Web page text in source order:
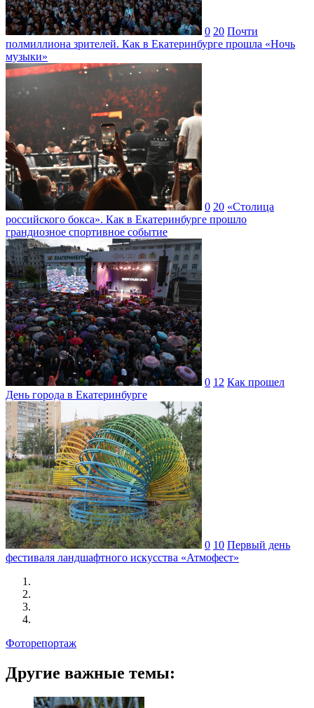
0 20 Почти
полмиллиона зрителей. Как в Екатеринбурге прошла «Ночь
музыки»
0 20 «Столица
российского бокса». Как в Екатеринбурге прошло
грандиозное спортивное событие
0 12 Как прошел
День города в Екатеринбурге
0 10 Первый день
фестиваля ландшафтного искусства «Атмофест»
Фоторепортаж
Другие важные темы: